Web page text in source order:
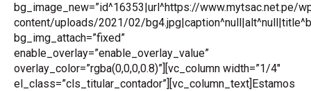
bg_image_new=”id^16353|url^https://www.mytsac.net.pe/
content/uploads/2021/02/
bg_img_attach=”fixed”
enable_overlay=”enable_overlay_value”
overlay_color=”rgba(0,0,0,0.8)”][vc_column width=”1/4″
el_class=”cls_titular_contador”][vc_column_text]Estamos